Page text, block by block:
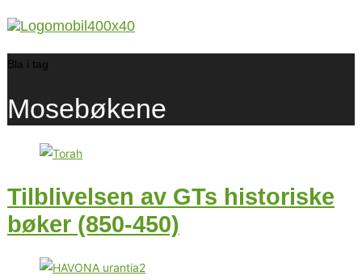
Bla i tag
Mosebøkene
Tilblivelsen av GTs historiske
bøker (850-450)